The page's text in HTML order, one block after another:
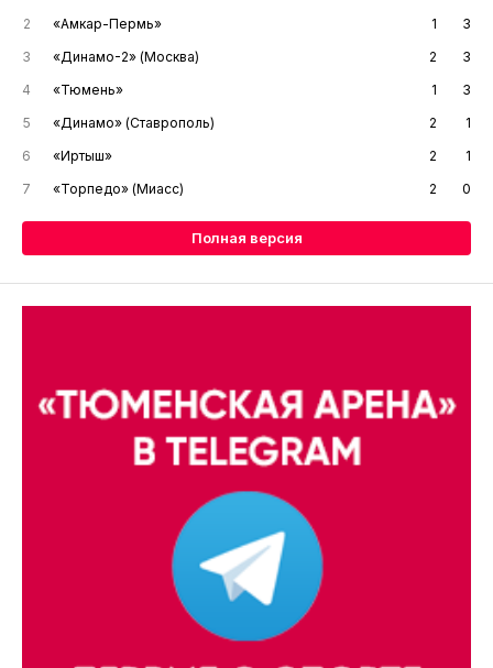
2
«Амкар-Пермь» 1
3
3
«Динамо-2» (Москва) 2
3
4
«Тюмень» 1
3
5
«Динамо» (Ставрополь) 2
1
6
«Иртыш» 2
1
7
«Торпедо» (Миасс) 2 0
Полная версия